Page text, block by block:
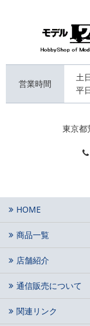
営業時間
土
平
東京都
HOME
商品一覧
店舗紹介
通信販売について
関連リンク